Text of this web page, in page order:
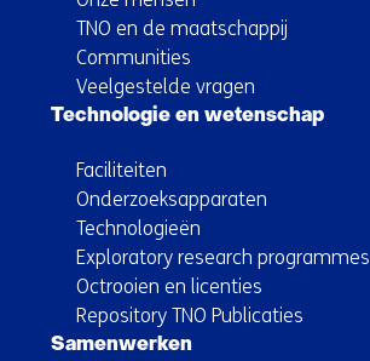
TNO en de maatschappij
Communities
Veelgestelde vragen
Technologie en wetenschap
Faciliteiten
Onderzoeksapparaten
Technologieën
Exploratory research programmes
Octrooien en licenties
Repository TNO Publicaties
Samenwerken